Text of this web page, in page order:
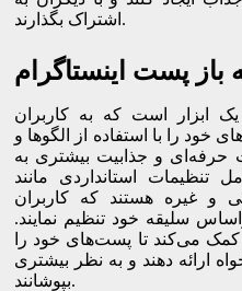
اشتراک بگذارند.
باز پست اینستاگرام
ابزار است که به کاربران
خود را با استفاده از الگوها و
و جذابیت بیشتری به
تنظیمات استانداردی مانند
و غیره هستند که کاربران
سلیقه خود تنظیم نمایند.
کمک می‌کند تا پست‌های خود را
ارائه دهند و به نظر بیشتری
بپوشانند.